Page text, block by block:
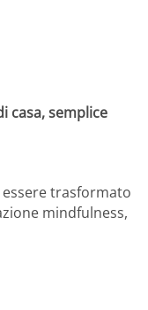
casa, semplice
trasformato
mindfulness,